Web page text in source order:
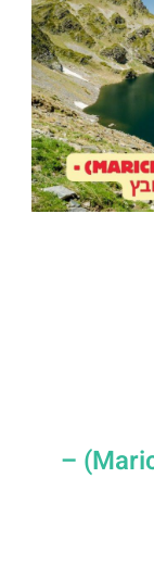
אגמי מרצ'יני (Marichini) –